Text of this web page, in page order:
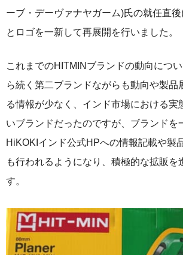
ーブ・デーヴァナヤガーム)氏の就任直
とロゴを一新して再展開を行いました。
これまでのHITMINブランドの動向につ
ら続く第二ブランドながらも動向や製品
る情報が少なく、インド市場における実
いブランドだったのですが、ブランドを
HiKOKIインド公式HPへの情報記載や製
も行われるようになり、積極的な拡販を
す。